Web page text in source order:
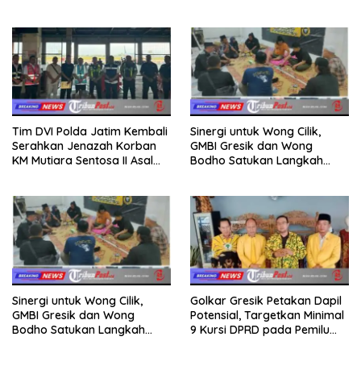
Tim DVI Polda Jatim Kembali
Serahkan Jenazah Korban
KM Mutiara Sentosa II Asal
Sinergi untuk Wong Cilik,
GMBI Gresik dan Wong
Bodho Satukan Langkah
Sinergi untuk Wong Cilik,
GMBI Gresik dan Wong
Bodho Satukan Langkah
Golkar Gresik Petakan Dapil
Potensial, Targetkan Minimal
9 Kursi DPRD pada Pemilu